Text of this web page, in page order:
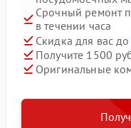
Срочный ремонт
в течении часа
Скидка для вас до
Получите 1500
Оригинальные